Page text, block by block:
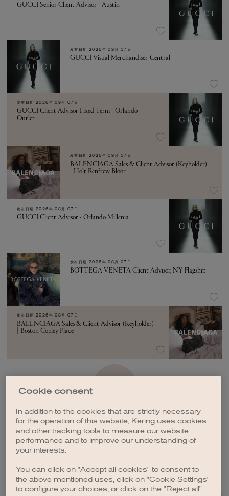
GUCCI Senior Client Advisor - Austin
发布日期 2026年 08月 07日
GUCCI Visual Merchandiser-Central
发布日期 2026年 08月 07日
GUCCI Client Advisor Fixed Term - Orlando
Outlet
发布日期 2026年 08月 07日
BALENCIAGA Sales & Client Advisor (Keyholder)
| Holt Renfrew Bloor
发布日期 2026年 08月 07日
GUCCI Client Advisor - Orlando Millenia
发布日期 2026年 08月 07日
BOTTEGA VENETA Client Advisor, NY Flagship
发布日期 2026年 08月 07日
BALENCIAGA Sales & Client Advisor (Keyholder)
| Boston Copley Place
Cookie consent
In addition to the cookies that are strictly necessary
for the operation of this website, Kering uses cookies
and other tracking tools to measure our website
performance and to improve our understanding of
your interests.
You can click on "Accept all cookies" to consent to
the above mentioned uses, click on "Cookie Settings"
to configure your choices, or click on the "Reject all"